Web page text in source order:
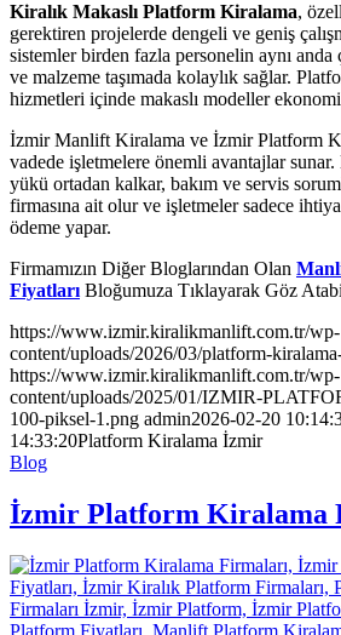
Kiralık Makaslı Platform Kiralama,
gerektiren projelerde dengeli ve geniş
sistemler birden fazla personelin aynı anda
ve malzeme taşımada kolaylık sağlar.
hizmetleri içinde makaslı modeller
İzmir Manlift Kiralama ve İzmir Platform
vadede işletmelere önemli avantajlar sunar.
yükü ortadan kalkar, bakım ve servis
firmasına ait olur ve işletmeler sadece
ödeme yapar.
Firmamızın Diğer Bloglarından Olan
Fiyatları Bloğumuza Tıklayarak Göz
https://www.izmir.kiralikmanlift.com.tr/wp-
content/uploads/2026/03/platform-
https://www.izmir.kiralikmanlift.com.tr/wp-
content/uploads/2025/01/IZMIR-
100-piksel-1.png admin2026-02-20
14:33:20Platform Kiralama İzmir
Blog
İzmir Platform Kiralama